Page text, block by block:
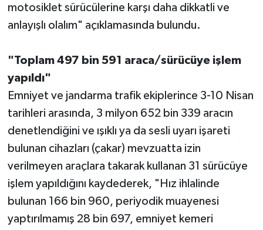
motosiklet sürücülerine karşı daha dikkatli ve
anlayışlı olalım" açıklamasında bulundu.
"Toplam 497 bin 591 araca/sürücüye işlem
yapıldı"
Emniyet ve jandarma trafik ekiplerince 3-10 Nisan
tarihleri arasında, 3 milyon 652 bin 339 aracın
denetlendiğini ve ışıklı ya da sesli uyarı işareti
bulunan cihazları (çakar) mevzuatta izin
verilmeyen araçlara takarak kullanan 31 sürücüye
işlem yapıldığını kaydederek, "Hız ihlalinde
bulunan 166 bin 960, periyodik muayenesi
yaptırılmamış 28 bin 697, emniyet kemeri